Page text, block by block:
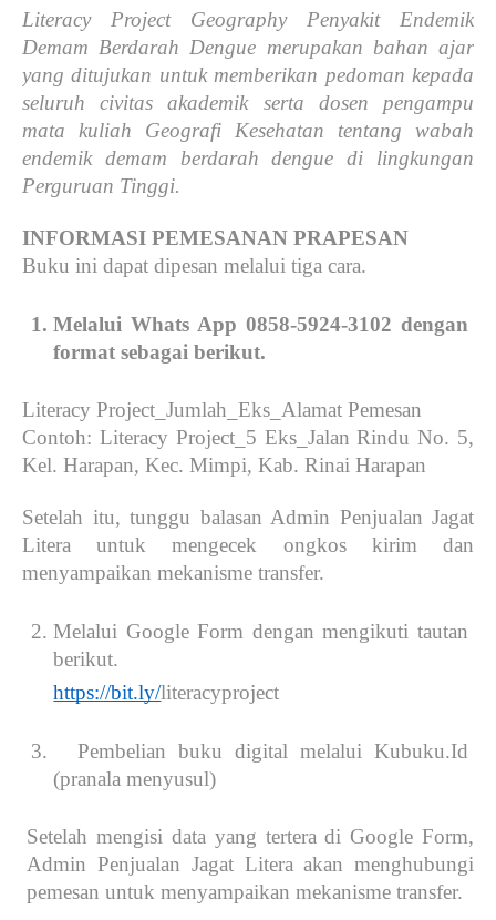
Literacy Project Geography Penyakit Endemik
Demam Berdarah Dengue merupakan bahan ajar
yang ditujukan untuk memberikan pedoman kepada
seluruh civitas akademik serta dosen pengampu
mata kuliah Geografi Kesehatan tentang wabah
endemik demam berdarah dengue di lingkungan
Perguruan Tinggi.
INFORMASI PEMESANAN PRAPESAN
Buku ini dapat dipesan melalui tiga cara.
Melalui Whats App 0858-5924-3102 dengan
format sebagai berikut.
Literacy Project_Jumlah_Eks_Alamat Pemesan
Contoh: Literacy Project_5 Eks_Jalan Rindu No. 5,
Kel. Harapan, Kec. Mimpi, Kab. Rinai Harapan
Setelah itu, tunggu balasan Admin Penjualan Jagat
Litera untuk mengecek ongkos kirim dan
menyampaikan mekanisme transfer.
Melalui Google Form dengan mengikuti tautan
berikut.
https://bit.ly/literacyproject
Pembelian buku digital melalui Kubuku.Id
(pranala menyusul)
Setelah mengisi data yang tertera di Google Form,
Admin Penjualan Jagat Litera akan menghubungi
pemesan untuk menyampaikan mekanisme transfer.